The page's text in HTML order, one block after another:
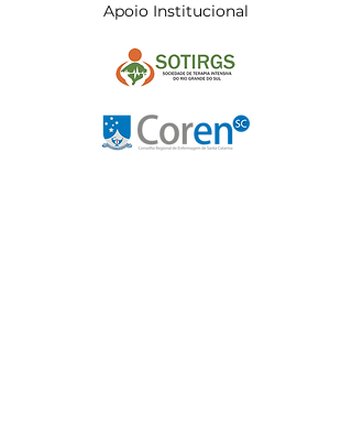
Apoio Institucional